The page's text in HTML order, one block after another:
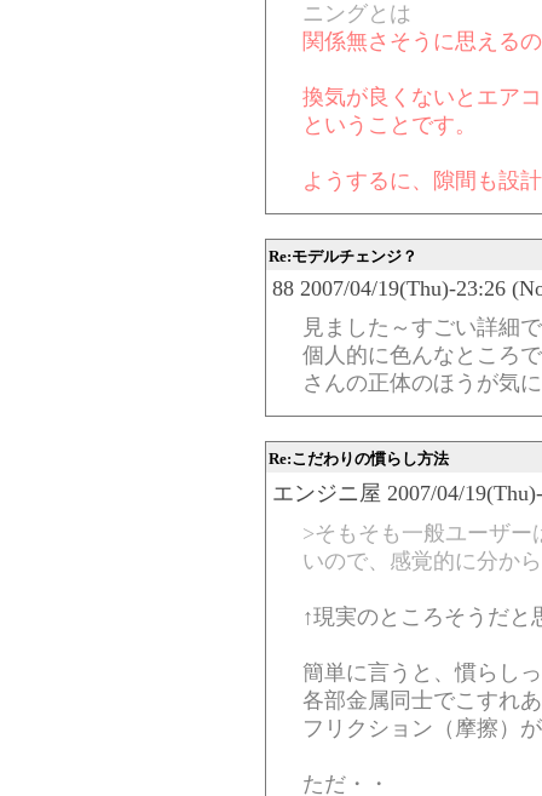
ニングとは
関係無さそうに思える
換気が良くないとエア
ということです。
ようするに、隙間も設
Re:モデルチェンジ？
88 2007/04/19(Thu)-23:26
見ました～すごい詳細
個人的に色んなところ
さんの正体のほうが気
Re:こだわりの慣らし方法
エンジニ屋 2007/04/
>そもそも一般ユーザ
いので、感覚的に分か
↑現実のところそうだと
簡単に言うと、慣らし
各部金属同士でこすれ
フリクション（摩擦）
ただ・・